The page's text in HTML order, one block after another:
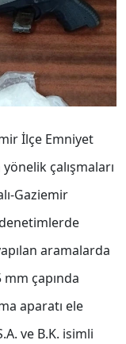
İlçe Emniyet
çalışmaları
Gaziemir
aramalarda
çapında
aparatı ele
ve B.K. isimli